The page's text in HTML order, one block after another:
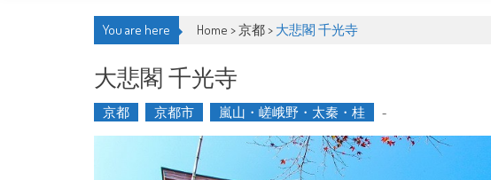
You are here Home >京都> 大悲閣 千光寺
大悲閣 千光寺
京都 京都市 嵐山・嵯峨野・太秦・桂 -